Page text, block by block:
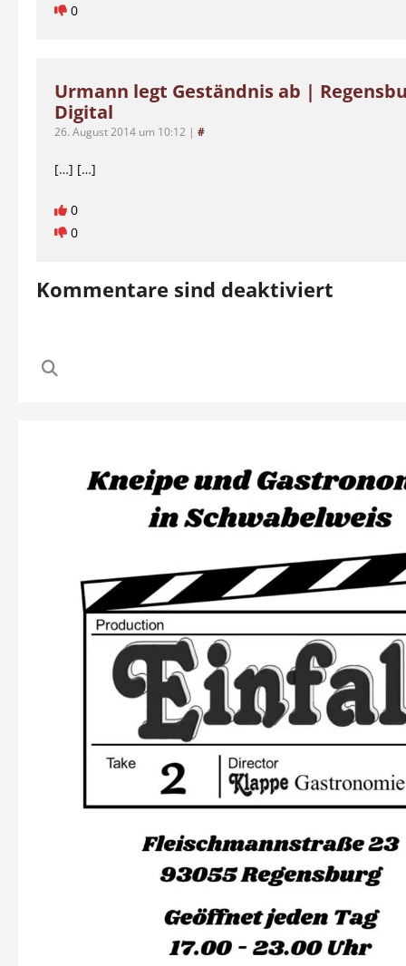
0
Urmann legt Geständnis ab |
Digital
26. August 2014 um 10:12 | #
[…] […]
0
0
Kommentare sind deaktiviert